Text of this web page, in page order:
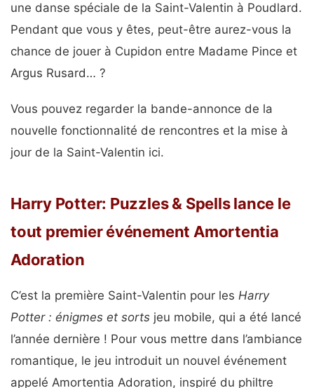
une danse spéciale de la Saint-Valentin à Poudlard.
Pendant que vous y êtes, peut-être aurez-vous la
chance de jouer à Cupidon entre Madame Pince et
Argus Rusard… ?
Vous pouvez regarder la bande-annonce de la
nouvelle fonctionnalité de rencontres et la mise à
jour de la Saint-Valentin ici.
Harry Potter: Puzzles & Spells lance le
tout premier événement Amortentia
Adoration
C’est la première Saint-Valentin pour les Harry
Potter : énigmes et sorts jeu mobile, qui a été lancé
l’année dernière ! Pour vous mettre dans l’ambiance
romantique, le jeu introduit un nouvel événement
appelé Amortentia Adoration, inspiré du philtre